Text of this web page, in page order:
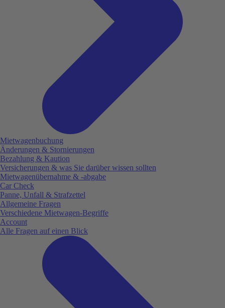
Mietwagenbuchung
Änderungen & Stornierungen
Bezahlung & Kaution
Versicherungen & was Sie darüber wissen sollten
Mietwagenübernahme & -abgabe
Car Check
Panne, Unfall & Strafzettel
Allgemeine Fragen
Verschiedene Mietwagen-Begriffe
Account
Alle Fragen auf einen Blick